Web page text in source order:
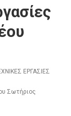
ΕΡΓΑΣΙΕΣ
Σωτήριος